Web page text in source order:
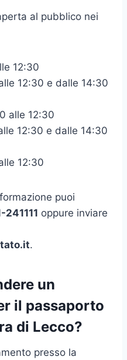
al pubblico nei
12:30
12:30 e dalle 14:30
alle 12:30
12:30 e dalle 14:30
12:30
puoi
241111 oppure inviare
.
un
il passaporto
di Lecco?
presso la